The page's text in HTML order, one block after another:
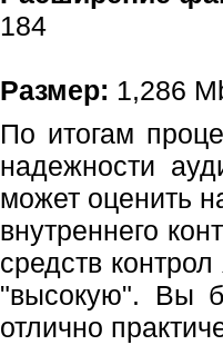
184
Размер: 1,286
По итогам
надежности
может оценить
внутреннего
средств
"высокую". Вы
отлично